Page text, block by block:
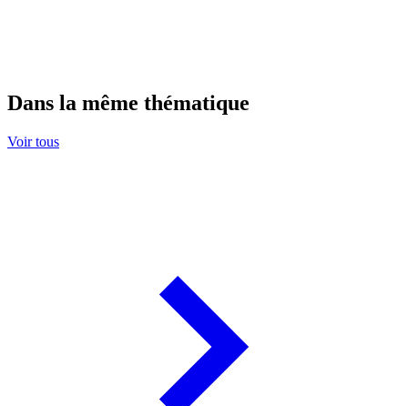
Dans la même thématique
Voir tous